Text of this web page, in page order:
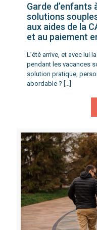
Garde d’enfants
solutions
aux aides de la
et au paiement
L’été arrive, et avec lui
pendant les vacances
solution pratique,
abordable ? […]